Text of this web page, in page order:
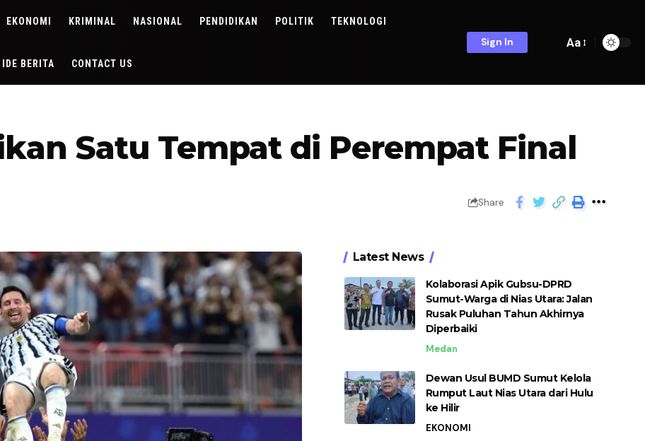
EKONOMI KRIMINAL NASIONAL PENDIDIKAN POLITIK TEKNOLOGI
IDE BERITA CONTACT US
Sign In Aa
Satu Tempat di Perempat Final
Share
Latest News
Kolaborasi Apik Gubsu-DPRD
Sumut-Warga di Nias Utara: Jalan
Rusak Puluhan Tahun Akhirnya
Diperbaiki
Medan
Dewan Usul BUMD Sumut Kelola
Rumput Laut Nias Utara dari Hulu
ke Hilir
EKONOMI